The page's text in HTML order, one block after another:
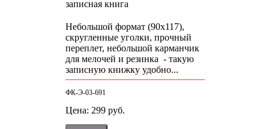
записная книга
Небольшой формат (90х117),
скругленные уголки, прочный
переплет, небольшой карманчик
для мелочей и резинка - такую
записную книжку удобно...
ФК-Э-03-691
Цена: 299 руб.